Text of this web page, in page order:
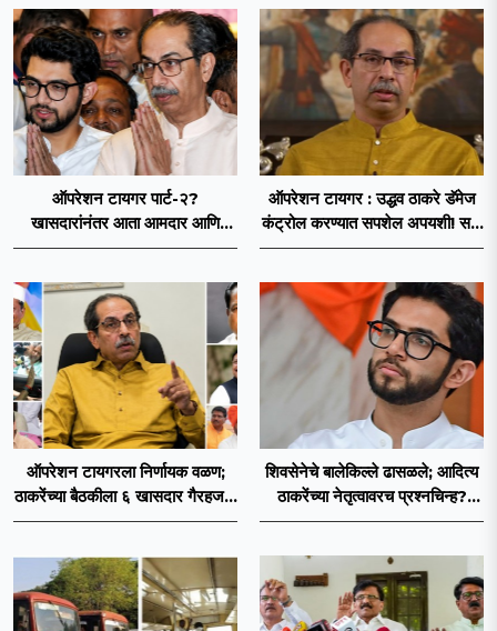
ऑपरेशन टायगर पार्ट-२?
खासदारांनंतर आता आमदार आणि
नगरसेवकही शिंदेंच्या वाटेवर?
ऑपरेशन टायगर : उद्धव ठाकरे डॅमेज
कंट्रोल करण्यात सपशेल अपयशी! सहा
खासदारांनंतर आमदारांसह नगरसेवकही
ऑपरेशन टायगरला निर्णायक वळण;
ठाकरेंच्या बैठकीला ६ खासदार गैरहजर,
थेट शिंदे सेनेत विलीन होण्याचा
शिवसेनेचे बालेकिल्ले ढासळले; आदित्य
ठाकरेंच्या नेतृत्वावरच प्रश्नचिन्ह?
ठाकरे ब्रँड नेमका कुठे चुकला?